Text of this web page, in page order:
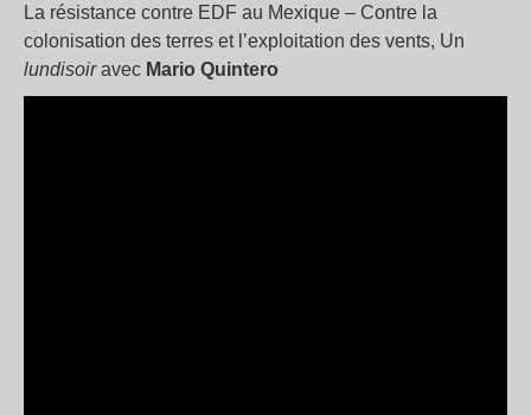
La résistance contre EDF au Mexique – Contre la
colonisation des terres et l’exploitation des vents, Un
lundisoiravec Mario Quintero